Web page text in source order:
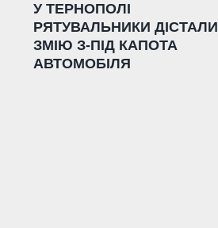
У ТЕРНОПОЛІ
РЯТУВАЛЬНИКИ ДІСТАЛИ
ЗМІЮ З-ПІД КАПОТА
АВТОМОБІЛЯ